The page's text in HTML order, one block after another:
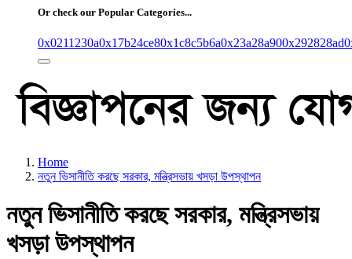
Or check our Popular Categories...
0x0211230a0x17b24ce80x1c8c5b6a0x23a28a900x292828ad
Home
নতুন ভিসানীতি করছে সরকার, মন্ত্রিসভায় খসড়া উপস্থাপন
নতুন ভিসানীতি করছে সরকার, মন্ত্রিসভায়
খসড়া উপস্থাপন